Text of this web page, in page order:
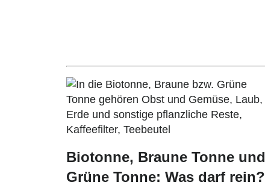
Biotonne, Braune Tonne und
Grüne Tonne: Was darf rein?